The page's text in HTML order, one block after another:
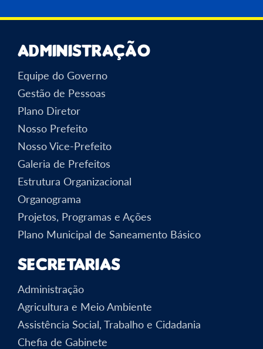
Administração
Equipe do Governo
Gestão de Pessoas
Plano Diretor
Nosso Prefeito
Nosso Vice-Prefeito
Galeria de Prefeitos
Estrutura Organizacional
Organograma
Projetos, Programas e Ações
Plano Municipal de Saneamento Básico
Secretarias
Administração
Agricultura e Meio Ambiente
Assistência Social, Trabalho e Cidadania
Chefia de Gabinete